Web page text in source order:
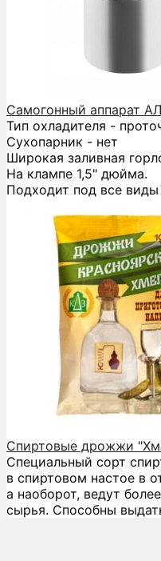
Самогонный аппарат
Тип охладителя -
Сухопарник - нет
Широкая заливная
На клампе 1,5" дюйма.
Подходит под все виды
Спиртовые дрожжи
Специальный сорт
в спиртовом настое в
а наоборот, ведут
сырья. Способны